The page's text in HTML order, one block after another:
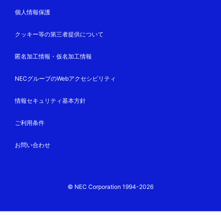
個人情報保護
クッキー等の第三者提供について
匿名加工情報・仮名加工情報
NECグループのWebアクセシビリティ
情報セキュリティ基本方針
ご利用条件
お問い合わせ
© NEC Corporation 1994-2026